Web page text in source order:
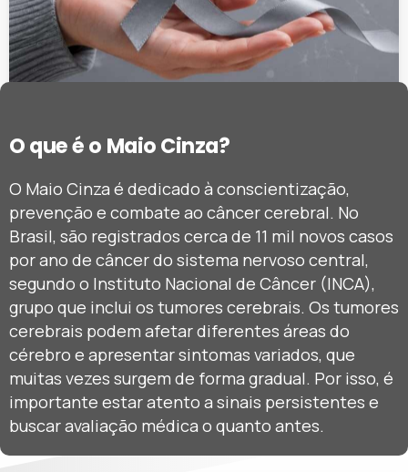
O que é o Maio Cinza?
O Maio Cinza é dedicado à conscientização,
prevenção e combate ao câncer cerebral. No
Brasil, são registrados cerca de 11 mil novos casos
por ano de câncer do sistema nervoso central,
segundo o Instituto Nacional de Câncer (INCA),
grupo que inclui os tumores cerebrais. Os tumores
cerebrais podem afetar diferentes áreas do
cérebro e apresentar sintomas variados, que
muitas vezes surgem de forma gradual. Por isso, é
importante estar atento a sinais persistentes e
buscar avaliação médica o quanto antes.